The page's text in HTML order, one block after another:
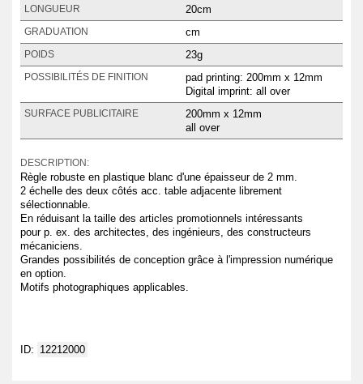
LONGUEUR 20cm
GRADUATION cm
POIDS 23g
POSSIBILITÉS DE FINITION
pad printing: 200mm x 12mm
Digital imprint: all over
SURFACE PUBLICITAIRE
200mm x 12mm
all over
DESCRIPTION:
Règle robuste en plastique blanc d'une épaisseur de 2 mm.
2 échelle des deux côtés acc. table adjacente librement
sélectionnable.
En réduisant la taille des articles promotionnels intéressants
pour p. ex. des architectes, des ingénieurs, des constructeurs
mécaniciens.
Grandes possibilités de conception grâce à l'impression numérique
en option.
Motifs photographiques applicables.
ID: 12212000